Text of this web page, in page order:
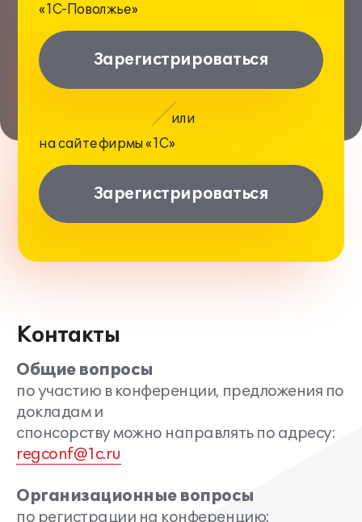
«1С-Поволжье»
Зарегистрироваться
или
на сайте фирмы «1С»
Зарегистрироваться
Контакты
Общие вопросы
по участию в конференции, предложения по
докладам и
спонсорству можно направлять по адресу:
regconf@1c.ru
Организационные вопросы
по регистрации на конференцию: